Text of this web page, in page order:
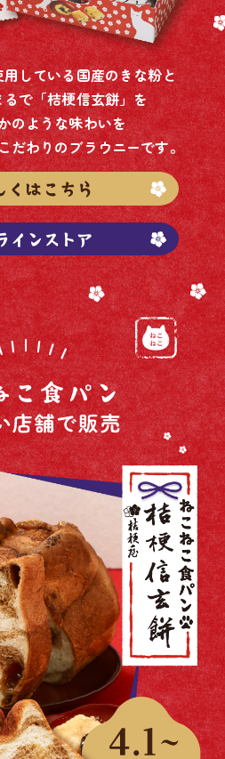
している国産のきな粉と
で「桔梗信玄餅」を
のような味わいを
だわりのブラウニーです。